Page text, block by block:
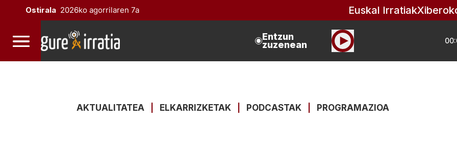
Ostirala 2026ko agorrilaren 7a Euskal Irratiak
Entzun
zuzenean
AKTUALITATEA ELKARRIZKETAK PODCASTAK PROGRAMAZIOA